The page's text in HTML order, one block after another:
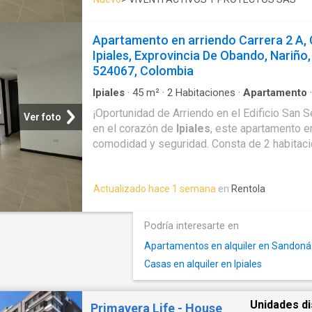
servicios esenciales! ¡No dejes pasar esta oportunidad!
Contáctanos para más información al
el edificio Torre Empresarial.
Ver foto
Apartamento en arriendo Carrera 2 A,
Ipiales, Exprovincia De Obando,
524067, Colombia
Ipiales · 45 m² · 2 Habitaciones · Apartamento ·
¡Oportunidad de Arriendo en el Edificio San
en el corazón de Ipiales, este apartamento
comodidad y seguridad. Consta de 2
funcional. El edificio cuenta con ascensor,
y una ubicación privilegiada, justo al
¡Perfecto para quienes valoran la tranquilidad
Contáctanos para más información al Ver
el edificio Torre Empresarial. Mostrar
Actualizado hace 1 semana en Rentola
Podría interesarte en
Apartamentos en alquiler en Sandoná
Casas en alquiler en Ipiales
Primavera Life - House Unidades